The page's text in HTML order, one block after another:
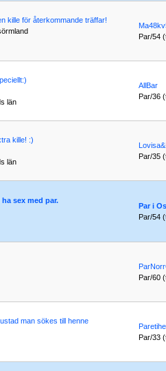
kille för återkommande träffar!
Par/54
län
AllBar
Par/36
kille! :)
län
Par/35
sex med par.
Par i
Par/54
Par/60
man sökes till henne
Par/33